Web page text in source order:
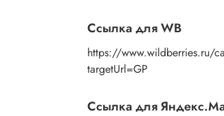
Ссылка для WB
https://www.wildberries.ru/
targetUrl=GP
Ссылка для